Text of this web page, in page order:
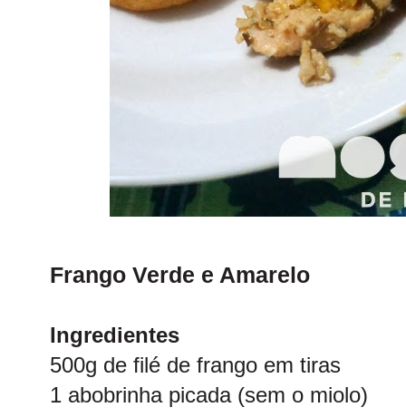
Frango Verde e Amarelo
Ingredientes
500g de filé de frango em tiras
1 abobrinha picada (sem o miolo)